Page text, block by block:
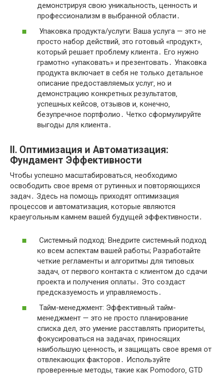
демонстрируя свою уникальность‚ ценность и
профессионализм в выбранной области․
Упаковка продукта/услуги: Ваша услуга — это не
просто набор действий‚ это готовый «продукт»‚
который решает проблему клиента․ Его нужно
грамотно «упаковать» и презентовать․ Упаковка
продукта включает в себя не только детальное
описание предоставляемых услуг‚ но и
демонстрацию конкретных результатов‚
успешных кейсов‚ отзывов и‚ конечно‚
безупречное портфолио․ Четко сформулируйте
выгоды для клиента․
II․ Оптимизация и Автоматизация:
Фундамент Эффективности
Чтобы успешно масштабироваться‚ необходимо
освободить свое время от рутинных и повторяющихся
задач․ Здесь на помощь приходят оптимизация
процессов и автоматизация‚ которые являются
краеугольным камнем вашей будущей эффективности․
Системный подход: Внедрите системный подход
ко всем аспектам вашей работы; Разработайте
четкие регламенты и алгоритмы для типовых
задач‚ от первого контакта с клиентом до сдачи
проекта и получения оплаты․ Это создаст
предсказуемость и управляемость․
Тайм-менеджмент: Эффективный тайм-
менеджмент — это не просто планирование
списка дел‚ это умение расставлять приоритеты‚
фокусироваться на задачах‚ приносящих
наибольшую ценность‚ и защищать свое время от
отвлекающих факторов․ Используйте
проверенные методы‚ такие как Pomodoro‚ GTD